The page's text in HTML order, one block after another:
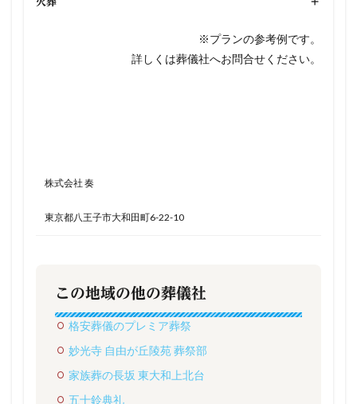
※プランの参考例です。
詳しくは葬儀社へお問合せください。
株式会社 奏
東京都八王子市大和田町6-22-10
この地域の他の葬儀社
格安葬儀のプレミア葬祭
妙光寺 自由が丘陵苑 葬祭部
家族葬の長坂 東大和上北台
五十鈴典礼